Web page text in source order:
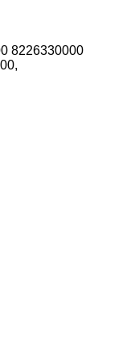
8226330000